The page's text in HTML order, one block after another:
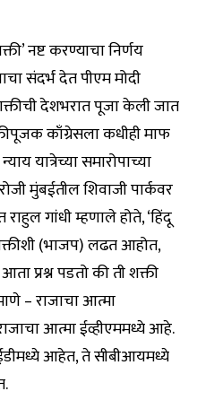
नष्ट करण्याचा निर्णय
संदर्भ देत पीएम मोदी
देशभरात पूजा केली जात
काँग्रेसला कधीही माफ
यात्रेच्या समारोपाच्या
मुंबईतील शिवाजी पार्कवर
गांधी म्हणाले होते, ‘हिंदू
(भाजप) लढत आहोत,
प्रश्न पडतो की ती शक्ती
– राजाचा आत्मा
आत्मा ईव्हीएममध्ये आहे.
आहेत, ते सीबीआयमध्ये